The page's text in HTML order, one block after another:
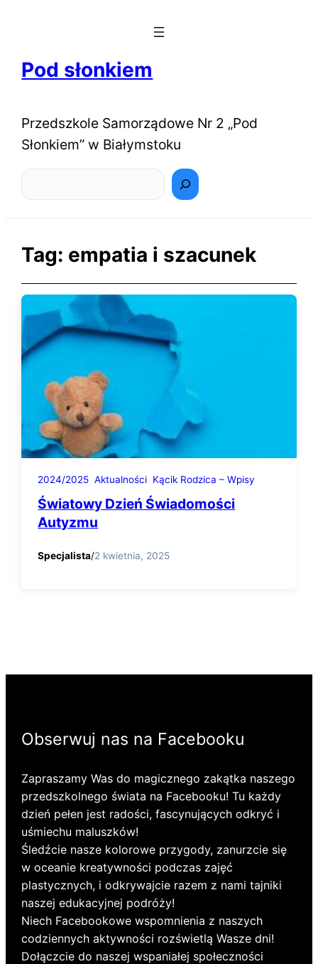
Pod słonkiem
Przedszkole Samorządowe Nr 2 „Pod
Słonkiem” w Białymstoku
Tag: empatia i szacunek
2024/2025 Aktualności Kącik Rodzica – Wpisy
Światowy Dzień Świadomości
Autyzmu
Specjalista/2 kwietnia, 2025
Obserwuj nas na Facebooku
Zapraszamy Was do magicznego zakątka naszego
przedszkolnego świata na Facebooku! Tu każdy
dzień pełen jest radości, fascynujących odkryć i
uśmiechu maluszków!
Śledźcie nasze kolorowe przygody, zanurzcie się
w oceanie kreatywności podczas zajęć
plastycznych, i odkrywajcie razem z nami tajniki
naszej edukacyjnej podróży!
Niech Facebookowe wspomnienia z naszych
codziennych aktywności rozświetlą Wasze dni!
Dołączcie do naszej wspaniałej społeczności